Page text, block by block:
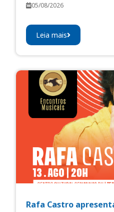
05/08/2026
Leia mais
Rafa Castro